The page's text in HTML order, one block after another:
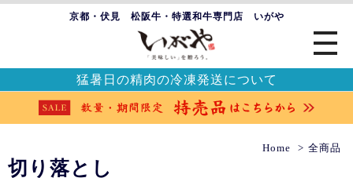
京都・伏見 松阪牛・特選和牛専門店 いがや
猛暑日の精肉の冷凍発送について
Home 全商品
切り落とし